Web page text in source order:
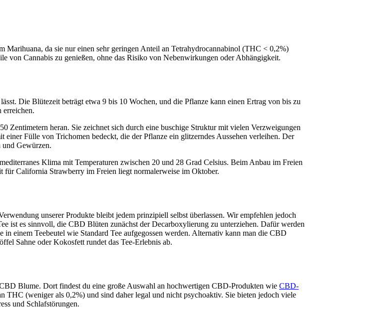
da sie nur einen sehr geringen Anteil an Tetrahydrocannabinol (THC < 0,2%)
von Cannabis zu genießen, ohne das Risiko von Nebenwirkungen oder Abhängigkeit.
Die Blütezeit beträgt etwa 9 bis 10 Wochen, und die Pflanze kann einen Ertrag von bis zu
erreichen.
heran. Sie zeichnet sich durch eine buschige Struktur mit vielen Verzweigungen
Fülle von Trichomen bedeckt, die der Pflanze ein glitzerndes Aussehen verleihen. Der
Gewürzen.
Klima mit Temperaturen zwischen 20 und 28 Grad Celsius. Beim Anbau im Freien
für California Strawberry im Freien liegt normalerweise im Oktober.
unserer Produkte bleibt jedem prinzipiell selbst überlassen. Wir empfehlen jedoch
ist es sinnvoll, die CBD Blüten zunächst der Decarboxylierung zu unterziehen. Dafür werden
einem Teebeutel wie Standard Tee aufgegossen werden. Alternativ kann man die CBD
Sahne oder Kokosfett rundet das Tee-Erlebnis ab.
Blume. Dort findest du eine große Auswahl an hochwertigen CBD-Produkten wie CBD-
(weniger als 0,2%) und sind daher legal und nicht psychoaktiv. Sie bieten jedoch viele
und Schlafstörungen.